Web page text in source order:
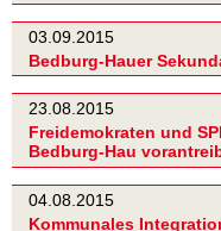
03.09.2015
Bedburg-Hauer
23.08.2015
Freidemokraten und
Bedburg-Hau
04.08.2015
Kommunales